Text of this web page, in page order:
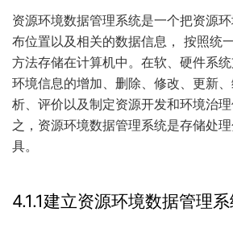
资源环境数据管理系统是一个把资源
布位置以及相关的数据信息， 按照统
方法存储在计算机中。在软、硬件系
环境信息的增加、删除、修改、更新
析、评价以及制定资源开发和环境治
之，资源环境数据管理系统是存储处
具。
4.1.1建立资源环境数据管理